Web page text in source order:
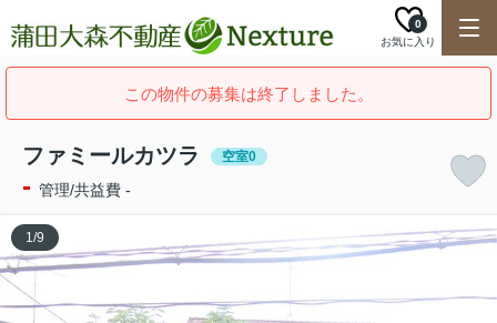
お気に入り
0
この物件の募集は終了しました。
ファミールカツラ 空室0
- 管理/共益費 -
1/9